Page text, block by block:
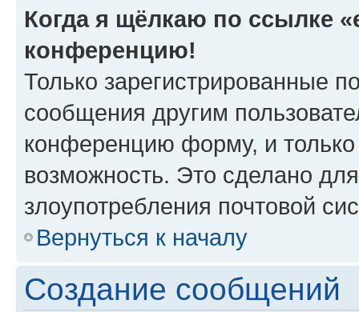
Когда я щёлкаю по ссылке
конференцию!
Только зарегистрированные
сообщения другим
конференцию форму, и
возможность. Это сделано
злоупотребления почтовой
Вернуться к началу
Создание сообщений